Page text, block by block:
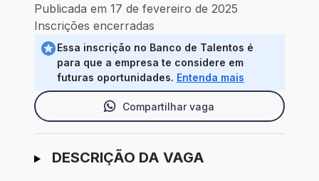
Publicada em 17 de fevereiro de 2025
Inscrições encerradas
Essa inscrição no Banco de Talentos é
para que a empresa te considere em
futuras oportunidades. Entenda mais
Compartilhar vaga
Ir para candidatura
DESCRIÇÃO DA VAGA